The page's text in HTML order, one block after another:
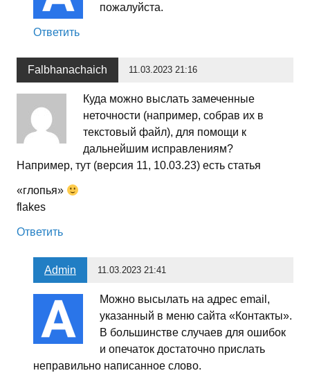
пожалуйста.
Ответить
Falbhanachaich 11.03.2023 21:16
Куда можно выслать замеченные
неточности (например, собрав их в
текстовый файл), для помощи к
дальнейшим исправлениям?
Например, тут (версия 11, 10.03.23) есть статья
«глопья»
flakes
Ответить
Admin 11.03.2023 21:41
Можно высылать на адрес email,
указанный в меню сайта «Контакты».
В большинстве случаев для ошибок
и опечаток достаточно прислать
неправильно написанное слово.